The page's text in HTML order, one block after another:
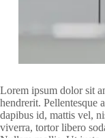
Lorem ipsum dolor sit
hendrerit. Pellentesque
dapibus id, mattis vel,
viverra, tortor libero